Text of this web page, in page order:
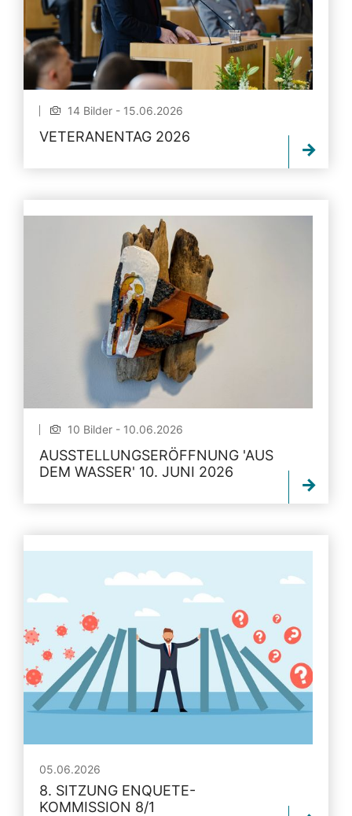
14 Bilder - 15.06.2026
VETERANENTAG 2026
10 Bilder - 10.06.2026
AUSSTELLUNGSERÖFFNUNG 'AUS
DEM WASSER' 10. JUNI 2026
05.06.2026
8. SITZUNG ENQUETE-
KOMMISSION 8/1